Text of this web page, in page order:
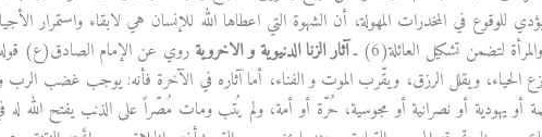
للوقوع في المخدرات المهولة، أن الشهوة التي اعطاها الله للإنسان هي لابقاء واستمرار
لتضمن تشكيل العائلة(6) ـ
آثار الزنا الدنيوية و الاخرويةروي عن الإمام الصادق(ع) قوله:
ينزع الحياء، ويقلل الرزق، ويقّرب الموت و الفناء، أما آثاره في الآخرة فأنه: يوجب غضب
أو يهودية أو نصرانية أو مجوسية، حُرّة أو أمة، ولم يُتب ومات مُصّراً على الذنب يفتح